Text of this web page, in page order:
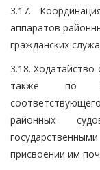
3.17.
аппаратов
гражданских
3.18.
также по
районных
присвоении им